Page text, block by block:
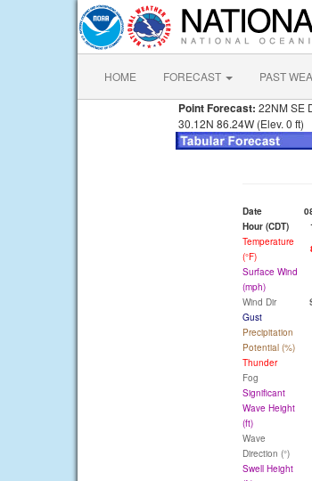
HOME FORECAST PAST
Point Forecast: 22NM SE
30.12N 86.24W (Elev. 0 ft)
Date
Hour (CDT)
Temperature
(°F)
Surface Wind
(mph)
Wind Dir
Gust
Precipitation
Potential (%)
Thunder
Fog
Significant
Wave Height
(ft)
Wave
Direction (°)
Swell Height